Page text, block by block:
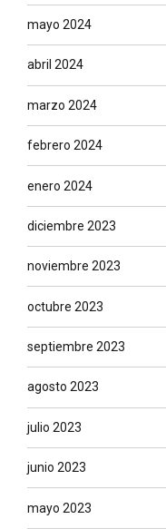
mayo 2024
abril 2024
marzo 2024
febrero 2024
enero 2024
diciembre 2023
noviembre 2023
octubre 2023
septiembre 2023
agosto 2023
julio 2023
junio 2023
mayo 2023